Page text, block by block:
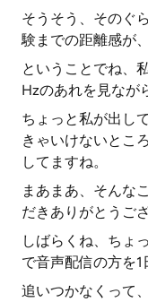
そうそう、そのぐ
験までの距離感が
ということでね、
Hzのあれを見なが
ちょっと私が出し
きゃいけないとこ
してますね。
まあまあ、そんな
だきありがとうご
しばらくね、ちょ
で音声配信の方を1
追いつかなくって